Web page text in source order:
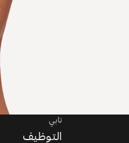
تابي
التوظيف